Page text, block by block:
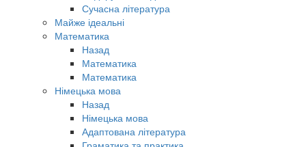
Сучасна література
Майже ідеальні
Математика
Назад
Математика
Математика
Німецька мова
Назад
Німецька мова
Адаптована література